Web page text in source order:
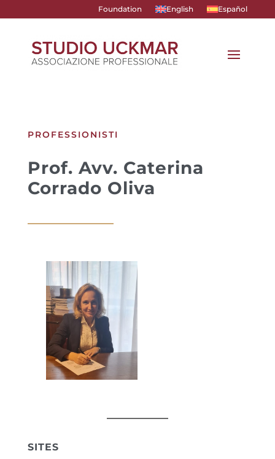
Foundation English Español
PROFESSIONISTI
Prof. Avv. Caterina
Corrado Oliva
SITES